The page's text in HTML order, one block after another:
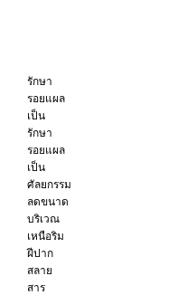
รักษา
รอยแผล
เป็น
รักษา
รอยแผล
เป็น
ศัลยกรรม
ลดขนาด
บริเวณ
เหนือริม
ฝีปาก
สลาย
สาร